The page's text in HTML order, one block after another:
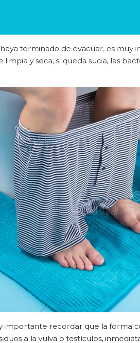
terminado de evacuar, es
y seca, si queda sucia, las
importante recordar que la forma
a la vulva o testículos,